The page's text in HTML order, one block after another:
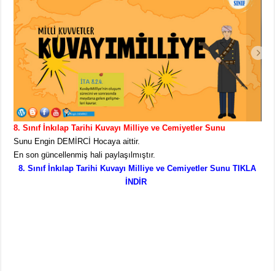
8. Sınıf İnkılap Tarihi Kuvayı Milliye ve Cemiyetler Sunu
Sunu Engin DEMİRCİ Hocaya aittir.
En son güncellenmiş hali paylaşılmıştır.
8. Sınıf İnkılap Tarihi Kuvayı Milliye ve Cemiyetler Sunu TIKLA
İNDİR